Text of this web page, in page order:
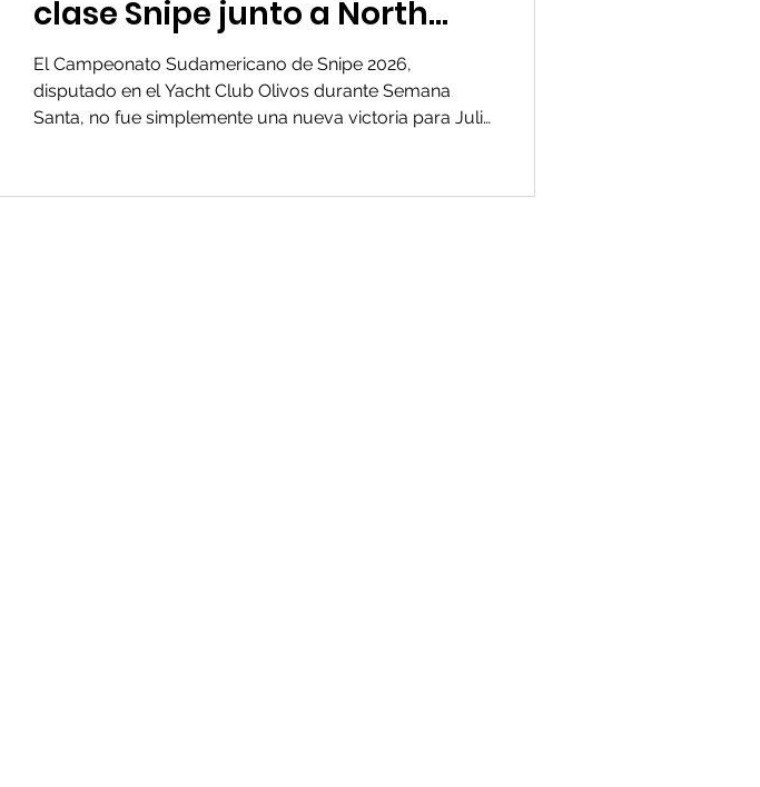
clase Snipe junto a North
Sails.
El Campeonato Sudamericano de Snipe 2026,
disputado en el Yacht Club Olivos durante Semana
Santa, no fue simplemente una nueva victoria para Julio
considerarse histórico dentro de la clase.